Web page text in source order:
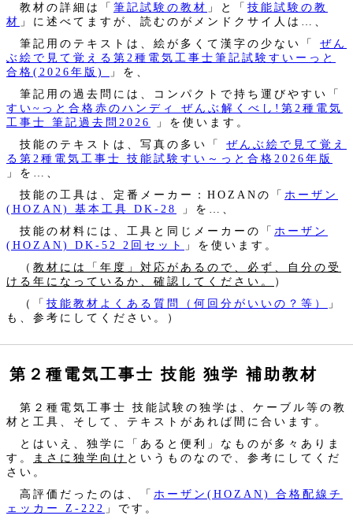
教材の詳細は「 筆記試験の教材 」と「 技能試験の教
材 」に述べてますが、読むのがメンドクサイ人は…、
筆記用のテキストは、絵が多くて漢字の少ない「
ぜん
ぶ絵で見て覚える第2種電気工事士筆記試験すいーっと
合格(2026年版)
」を、
筆記用の過去問には、コンパクトで持ち運びやすい「
すい~っと合格赤のハンディ ぜんぶ解くべし!第2種電気
工事士 筆記過去問2026
」を使います。
技能のテキストは、写真の多い「
ぜんぶ絵で見て覚え
る第2種電気工事士 技能試験すい～っと合格2026年版
」を…、
技能の工具は、定番メーカー：HOZANの「 ホーザン
(HOZAN) 基本工具 DK-28
」を…、
技能の材料には、工具と同じメーカーの「 ホーザン
(HOZAN) DK-52 2回セット
」を使います。
（ 教材には「年度」対応があるので、必ず、自分の受
ける年になっているか、確認してください。
）
（「 技能教材よくある質問（何回分がいいの？等）
」
も、参考にしてください。）
第２種電気工事士 技能 独学 補助教材
第２種電気工事士 技能試験の独学は、ケーブル等の教
材と工具、そして、テキストがあれば間に合います。
とはいえ、独学に「あると便利」なものが多々ありま
す。
まさに独学向け というものなので、参考にしてくだ
さい。
高評価だったのは、「 ホーザン(HOZAN) 合格配線チ
ェッカー Z-222 」です。